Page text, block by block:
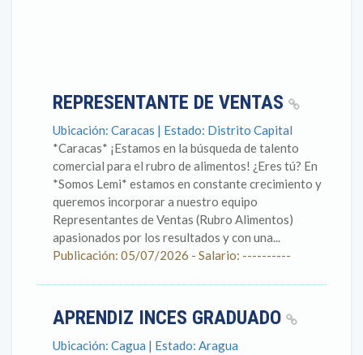
REPRESENTANTE DE VENTAS
Ubicación: Caracas | Estado: Distrito Capital
*Caracas* ¡Estamos en la búsqueda de talento
comercial para el rubro de alimentos! ¿Eres tú? En
*Somos Lemi* estamos en constante crecimiento y
queremos incorporar a nuestro equipo
Representantes de Ventas (Rubro Alimentos)
apasionados por los resultados y con una...
Publicación: 05/07/2026 - Salario: ----------
APRENDIZ INCES GRADUADO
Ubicación: Cagua | Estado: Aragua